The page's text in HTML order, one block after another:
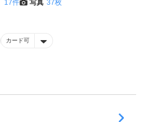
17件 写真 37枚
カード可